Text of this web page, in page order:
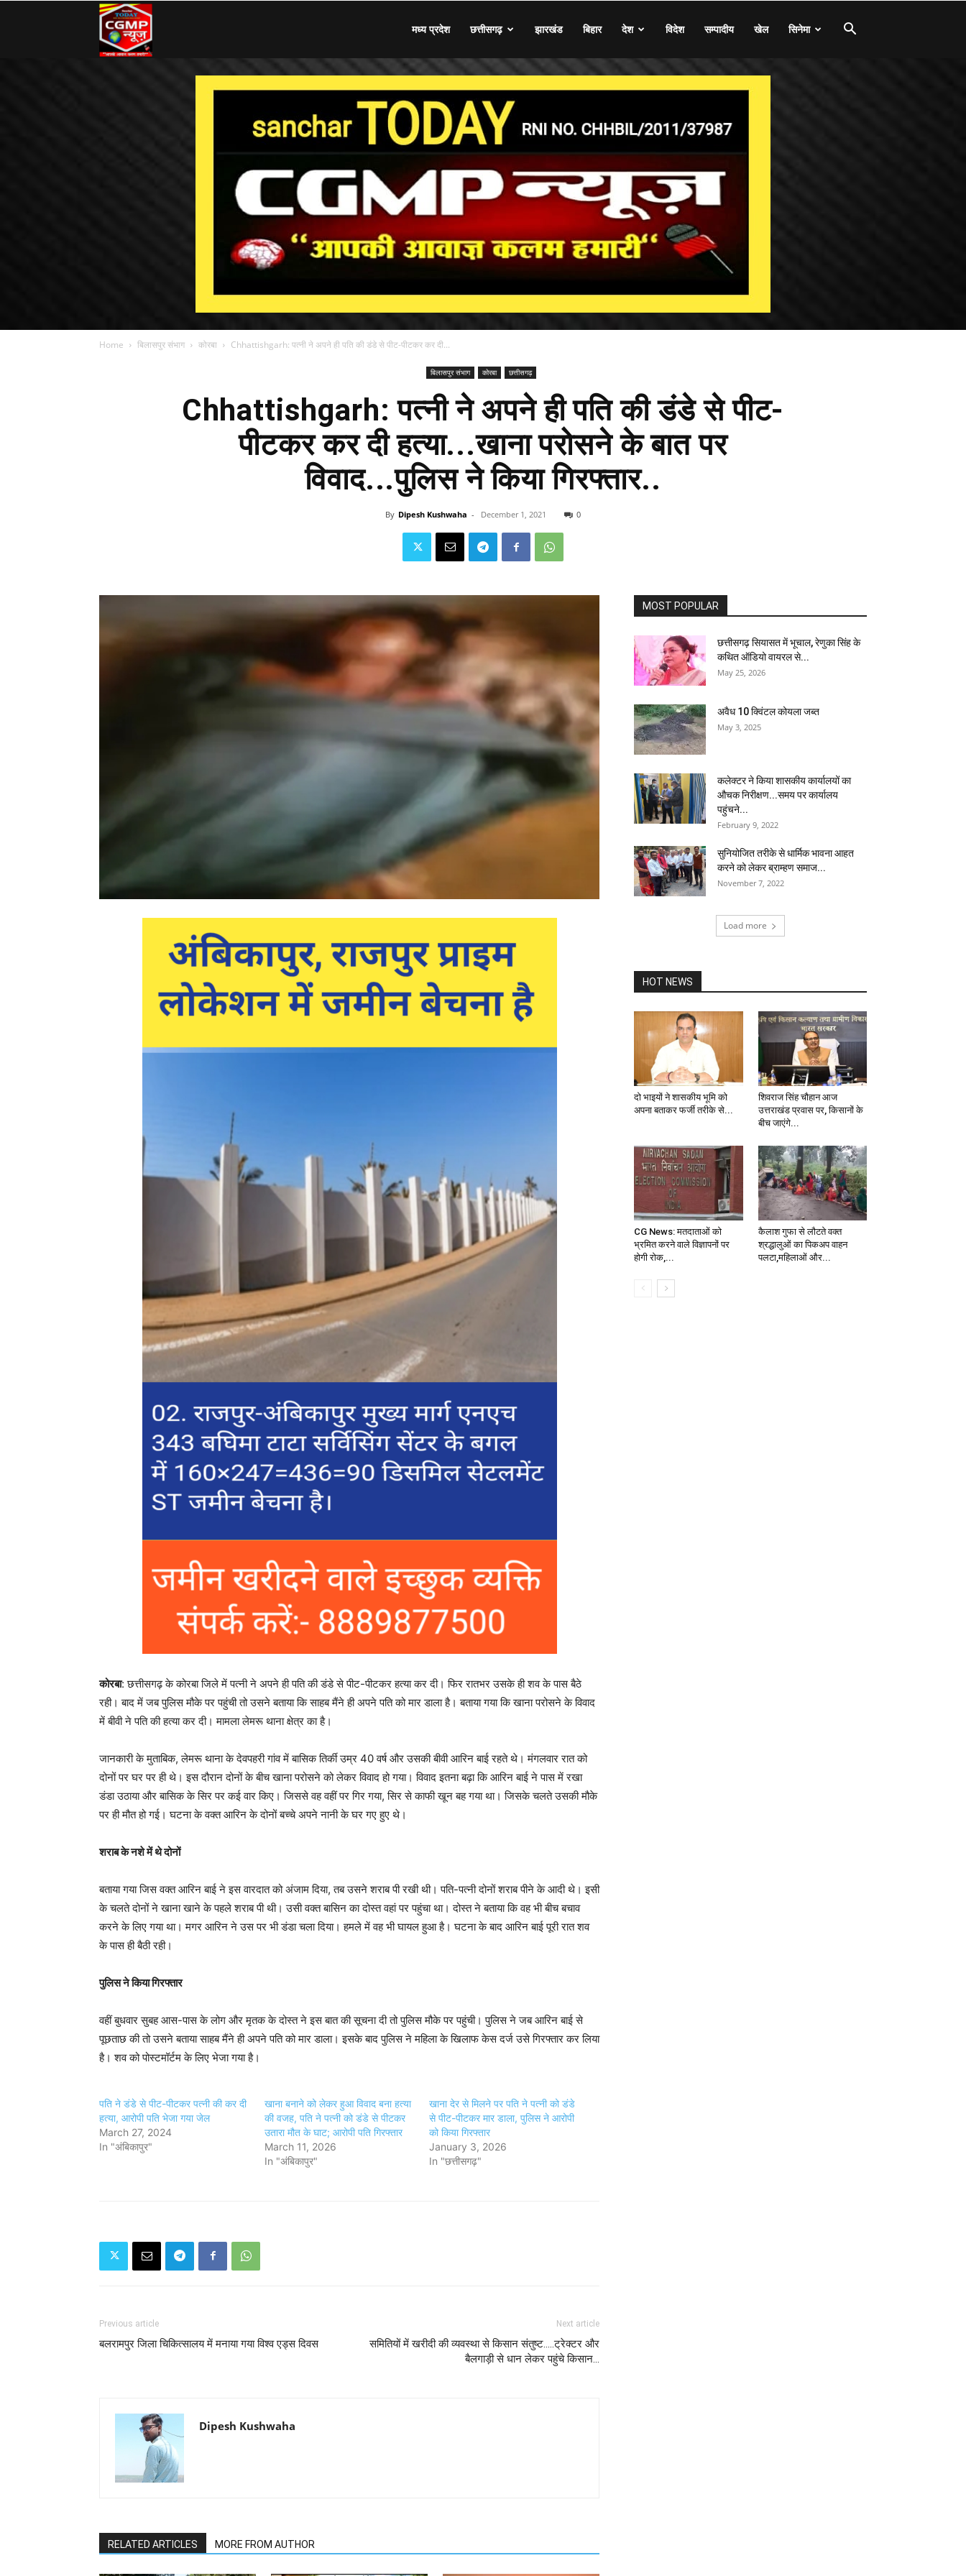
मध्य प्रदेश छत्तीसगढ़ झारखंड बिहार देश विदेश सम्पादीय खेल सिनेमा
Home बिलासपुर संभाग कोरबा Chhattishgarh: पत्नी ने अपने ही पति की डंडे से पीट-पीटकर कर दी...
बिलासपुर संभाग कोरबा छत्तीसगढ़
Chhattishgarh: पत्नी ने अपने ही पति की डंडे से पीट-
पीटकर कर दी हत्या...खाना परोसने के बात पर
विवाद...पुलिस ने किया गिरफ्तार..
By Dipesh Kushwaha - December 1, 2021 0
कोरबा: छत्तीसगढ़ के कोरबा जिले में पत्नी ने अपने ही पति की डंडे से पीट-पीटकर हत्या कर दी। फिर रातभर उसके ही शव के पास बैठे
रही। बाद में जब पुलिस मौके पर पहुंची तो उसने बताया कि साहब मैंने ही अपने पति को मार डाला है। बताया गया कि खाना परोसने के विवाद
में बीवी ने पति की हत्या कर दी। मामला लेमरू थाना क्षेत्र का है।
जानकारी के मुताबिक, लेमरू थाना के देवपहरी गांव में बासिक तिर्की उम्र 40 वर्ष और उसकी बीवी आरिन बाई रहते थे। मंगलवार रात को
दोनों पर घर पर ही थे। इस दौरान दोनों के बीच खाना परोसने को लेकर विवाद हो गया। विवाद इतना बढ़ा कि आरिन बाई ने पास में रखा
डंडा उठाया और बासिक के सिर पर कई वार किए। जिससे वह वहीं पर गिर गया, सिर से काफी खून बह गया था। जिसके चलते उसकी मौके
पर ही मौत हो गई। घटना के वक्त आरिन के दोनों बच्चे अपने नानी के घर गए हुए थे।
शराब के नशे में थे दोनों
बताया गया जिस वक्त आरिन बाई ने इस वारदात को अंजाम दिया, तब उसने शराब पी रखी थी। पति-पत्नी दोनों शराब पीने के आदी थे। इसी
के चलते दोनों ने खाना खाने के पहले शराब पी थी। उसी वक्त बासिन का दोस्त वहां पर पहुंचा था। दोस्त ने बताया कि वह भी बीच बचाव
करने के लिए गया था। मगर आरिन ने उस पर भी डंडा चला दिया। हमले में वह भी घायल हुआ है। घटना के बाद आरिन बाई पूरी रात शव
के पास ही बैठी रही।
पुलिस ने किया गिरफ्तार
वहीं बुधवार सुबह आस-पास के लोग और मृतक के दोस्त ने इस बात की सूचना दी तो पुलिस मौके पर पहुंची। पुलिस ने जब आरिन बाई से
पूछताछ की तो उसने बताया साहब मैंने ही अपने पति को मार डाला। इसके बाद पुलिस ने महिला के खिलाफ केस दर्ज उसे गिरफ्तार कर लिया
है। शव को पोस्टमॉर्टम के लिए भेजा गया है।
पति ने डंडे से पीट-पीटकर पत्नी की कर दी
हत्या, आरोपी पति भेजा गया जेल
March 27, 2024
In "अंबिकापुर"
खाना बनाने को लेकर हुआ विवाद बना हत्या
की वजह, पति ने पत्नी को डंडे से पीटकर
उतारा मौत के घाट; आरोपी पति गिरफ्तार
March 11, 2026
In "अंबिकापुर"
खाना देर से मिलने पर पति ने पत्नी को डंडे
से पीट-पीटकर मार डाला, पुलिस ने आरोपी
को किया गिरफ्तार
January 3, 2026
In "छत्तीसगढ़"
Previous article
बलरामपुर जिला चिकित्सालय में मनाया गया विश्व एड्स दिवस
Next article
समितियों में खरीदी की व्यवस्था से किसान संतुष्ट.....ट्रेक्टर और
बैलगाड़ी से धान लेकर पहुंचे किसान...
Dipesh Kushwaha
RELATED ARTICLES MORE FROM AUTHOR
MOST POPULAR
छत्तीसगढ़ सियासत में भूचाल, रेणुका सिंह के
कथित ऑडियो वायरल से...
May 25, 2026
अवैध 10 क्विंटल कोयला जब्त
May 3, 2025
कलेक्टर ने किया शासकीय कार्यालयों का
औचक निरीक्षण...समय पर कार्यालय
पहुंचने...
February 9, 2022
सुनियोजित तरीके से धार्मिक भावना आहत
करने को लेकर ब्राम्हण समाज...
November 7, 2022
Load more
HOT NEWS
दो भाइयों ने शासकीय भूमि को
अपना बताकर फर्जी तरीके से...
शिवराज सिंह चौहान आज
उत्तराखंड प्रवास पर, किसानों के
बीच जाएंगे...
CG News: मतदाताओं को
भ्रमित करने वाले विज्ञापनों पर
होगी रोक,...
कैलाश गुफा से लौटते वक्त
श्रद्धालुओं का पिकअप वाहन
पलटा,महिलाओं और...